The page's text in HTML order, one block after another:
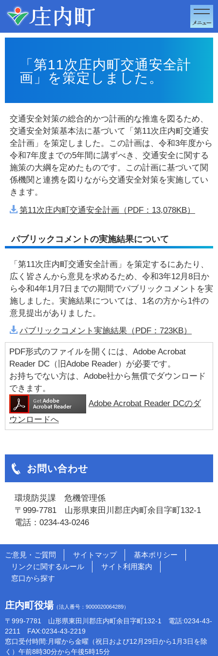
このページの本文へ移動
「第11次庄内町交通安全計
画」を策定しました。
交通安全対策の総合的かつ計画的な推進を図るため、
交通安全対策基本法に基づいて「第11次庄内町交通安
全計画」を策定しました。この計画は、令和3年度から
令和7年度までの5年間に講ずべき、交通安全に関する
施策の大綱を定めたものです。この計画に基づいて関
係機関と連携を図りながら交通安全対策を実施してい
きます。
第11次庄内町交通安全計画（PDF：13,078KB）
パブリックコメントの実施結果について
「第11次庄内町交通安全計画」を策定するにあたり、
広く皆さんから意見を求めるため、令和3年12月8日か
ら令和4年1月7日までの期間でパブリックコメントを実
施しました。実施結果については、1名の方から1件の
意見提出がありました。
パブリックコメント実施結果（PDF：723KB）
PDF形式のファイルを開くには、Adobe Acrobat
Reader DC（旧Adobe Reader）が必要です。
お持ちでない方は、Adobe社から無償でダウンロード
できます。
Adobe Acrobat Reader DCのダ
ウンロードへ
お問い合わせ
環境防災課 危機管理係
〒999-7781 山形県東田川郡庄内町余目字町132-1
電話：0234-43-0246
ご意見・ご質問 サイトマップ
基本ポリシー
リンクに関するルール
サイト利用案内
窓口から探す
庄内町役場（法人番号：9000020064289）
〒999-7781 山形県東田川郡庄内町余目字町132-1 電話:0234-43-
2211 FAX:0234-43-2219
窓口受付時間:月曜から金曜（祝日および12月29日から1月3日を除
く）午前8時30分から午後5時15分